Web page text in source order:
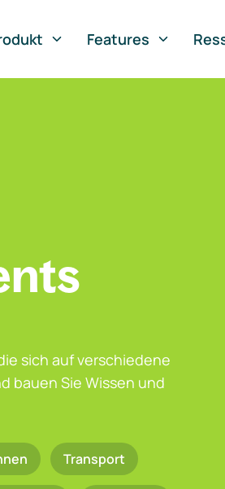
Features
sich auf verschiedene
bauen Sie Wissen und
Transport